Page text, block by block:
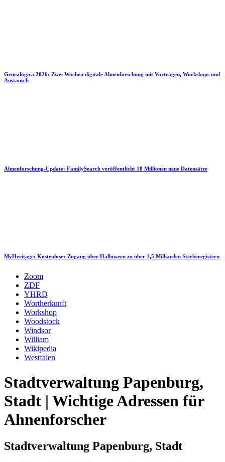
Genealogica 2026: Zwei Wochen digitale Ahnenforschung mit Vorträgen, Workshops und
Austausch
Ahnenforschung-Update: FamilySearch veröffentlicht 18 Millionen neue Datensätze
MyHeritage: Kostenloser Zugang über Halloween zu über 1,5 Milliarden Sterberegistern
Zoom
ZDF
YHRD
Wortherkunft
Workshop
Woodstock
Windsor
William
Wikipedia
Westfalen
Stadtverwaltung Papenburg,
Stadt | Wichtige Adressen für
Ahnenforscher
Stadtverwaltung Papenburg, Stadt